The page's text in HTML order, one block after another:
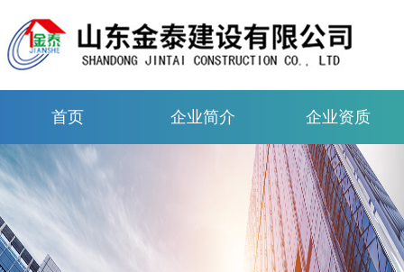
首页 企业简介 企业资质